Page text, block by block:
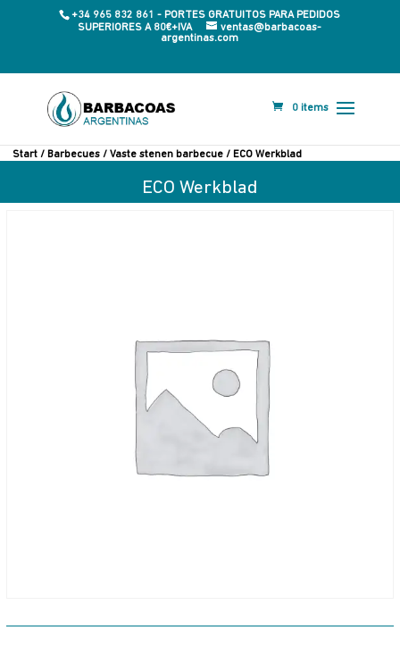
+34 965 832 861 - PORTES GRATUITOS PARA PEDIDOS
SUPERIORES A 80€+IVA
ventas@barbacoas-
argentinas.com
0 items
Start / Barbecues / Vaste stenen barbecue / ECO Werkblad
ECO Werkblad